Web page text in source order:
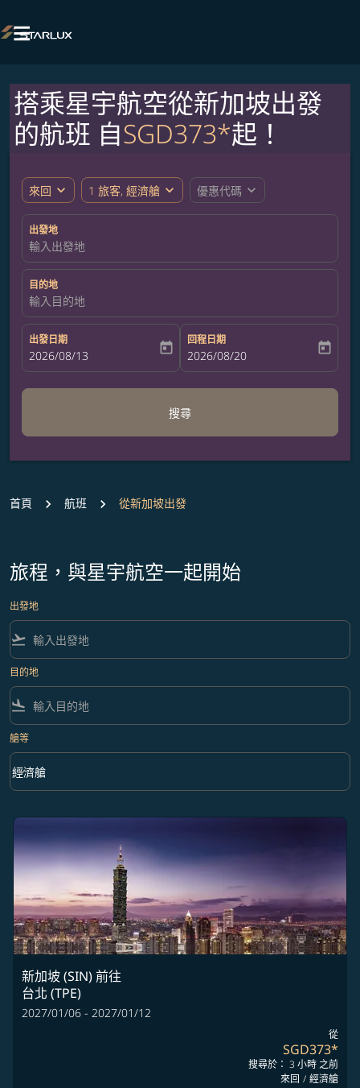

搭乘星宇航空從新加坡出發
的航班 自SGD373*起！
來回 expand_more 1 旅客, 經濟艙 expand_more 優惠代碼 expand_more
出發地
輸入出發地
目的地
輸入目的地
出發日期
fc-booking-departure-date-aria-label
2026/08/13 today
回程日期
fc-booking-return-date-aria-label
2026/08/20 today
搜尋
首頁 航班 從新加坡出發
旅程，與星宇航空一起開始
出發地
flight_takeoff
目的地
flight_land
艙等
艙等 option 經濟艙 Selected
經濟艙
keyboard_arrow_down
新加坡 (SIN)前往
台北 (TPE)
2027/01/06 - 2027/01/12
從
SGD373*
搜尋於： 3 小時 之前
來回 / 經濟艙